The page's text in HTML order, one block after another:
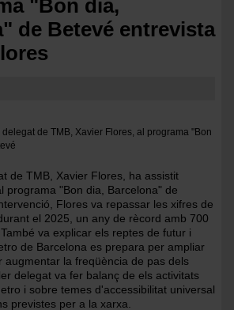
"Bon dia,
de Betevé entrevista
de TMB, Xavier Flores, al programa "Bon
de TMB, Xavier Flores, ha assistit
programa "Bon dia, Barcelona" de
Flores va repassar les xifres de
el 2025, un any de rècord amb 700
va explicar els reptes de futur i
de Barcelona es prepara per ampliar
augmentar la freqüència de pas dels
delegat va fer balanç de els activitats
i sobre temes d'accessibilitat universal
previstes per a la xarxa.